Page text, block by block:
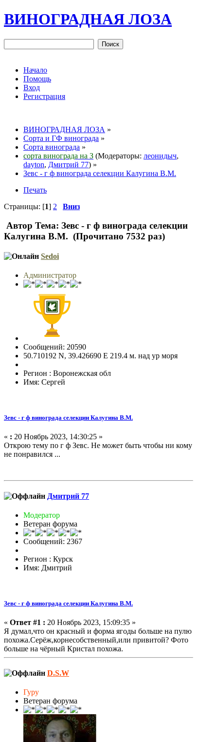
ВИНОГРАДНАЯ ЛОЗА
Начало
Помощь
Вход
Регистрация
ВИНОГРАДНАЯ ЛОЗА »
Сорта и ГФ винограда »
Сорта винограда »
сорта винограда на З (Модераторы: леонидыч,
dayton, Дмитрий 77) »
Зевс - г ф винограда селекции Калугина В.М.
Печать
Страницы: [1] 2 Вниз
Автор Тема: Зевс - г ф винограда селекции
Калугина В.М. (Прочитано 7532 раз)
Sedoi
Администратор
Сообщений: 20590
50.710192 N, 39.426690 E 219.4 м. над ур моря
Регион : Воронежская обл
Имя: Сергей
Зевс - г ф винограда селекции Калугина В.М.
« : 20 Ноябрь 2023, 14:30:25 »
Открою тему по г ф Зевс. Не может быть чтобы ни кому
не понравился ...
Дмитрий 77
Модератор
Ветеран форума
Сообщений: 2367
Регион : Курск
Имя: Дмитрий
Зевс - г ф винограда селекции Калугина В.М.
« Ответ #1 : 20 Ноябрь 2023, 15:09:35 »
Я думал,что он красный и форма ягоды больше на пулю
похожа.Серёж,корнесобственный,или привитой? Фото
больше на чёрный Кристал похожа.
D.S.W
Гуру
Ветеран форума